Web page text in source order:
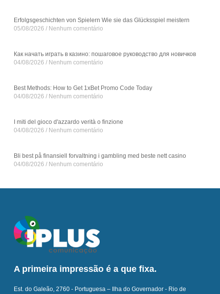
Erfolgsgeschichten von Spielern Wie sie das Glücksspiel meistern
05/08/2026
Nenhum comentário
Как начать играть в казино: пошаговое руководство для новичков
04/08/2026
Nenhum comentário
Best Methods: How to Get 1xBet Promo Code Today
04/08/2026
Nenhum comentário
I miti del gioco d'azzardo verità o finzione
04/08/2026
Nenhum comentário
Bli best på finansiell forvaltning i gambling med beste nett casino
04/08/2026
Nenhum comentário
A primeira impressão é a que fixa.
Est. do Galeão, 2760 - Portuguesa – Ilha do Governador - Rio de